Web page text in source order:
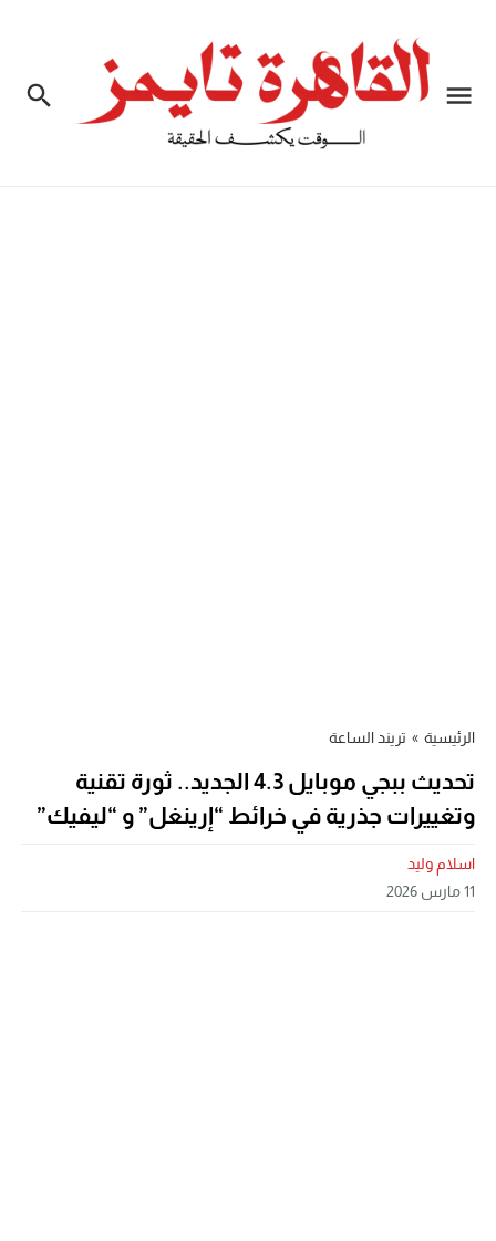
الرئيسية » تريند الساعة
تحديث ببجي موبايل 4.3 الجديد.. ثورة تقنية
وتغييرات جذرية في خرائط “إرينغل” و “ليفيك”
اسلام وليد
11 مارس 2026